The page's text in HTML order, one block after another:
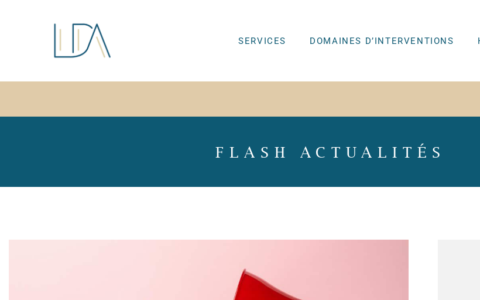
SERVICES DOMAINES D’INTERVENTIONS
FLASH ACTUALITÉS